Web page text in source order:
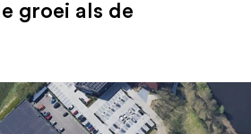
groei als de